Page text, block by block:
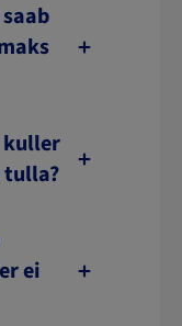
kuller
tulla?
ei